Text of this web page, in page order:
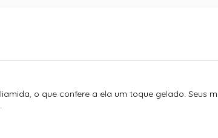
o que confere a ela um toque gelado. Seus